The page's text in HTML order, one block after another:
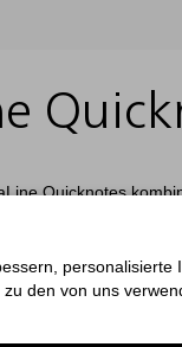
Quicknotes
kompakten
im Projektalltag
mit
Notizbereich
Liste für Aufgaben
schnellen
personalisierte
den von uns